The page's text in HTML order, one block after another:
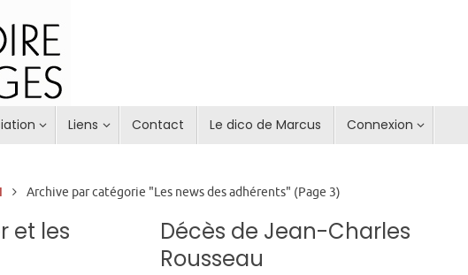
Liens Contact Le dico de Marcus Connexion
Archive par catégorie "Les news des adhérents" (Page 3)
et les
Décès de Jean-Charles
Rousseau